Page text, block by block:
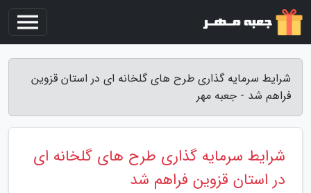
شرایط سرمایه گذاری طرح های گلخانه ای در استان قزوین
فراهم شد - جعبه مهر
شرایط سرمایه گذاری طرح های گلخانه ای
در استان قزوین فراهم شد